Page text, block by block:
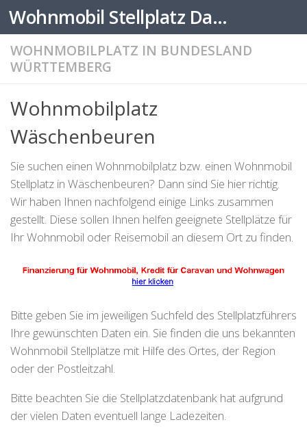
Zum Inhalt springen Wohnmobil Stellplatz Datenbank
WOHNMOBILPLATZ IN BUNDESLAND
WÜRTTEMBERG
Wohnmobilplatz
Wäschenbeuren
Sie suchen einen Wohnmobilplatz bzw. einen Wohnmobil
Stellplatz in Wäschenbeuren? Dann sind Sie hier richtig.
Wir haben Ihnen nachfolgend einige Links zusammen
gestellt. Diese sollen Ihnen helfen geeignete Stellplätze für
Ihr Wohnmobil oder Reisemobil an diesem Ort zu finden.
Bitte geben Sie im jeweiligen Suchfeld des Stellplatzführers
Ihre gewünschten Daten ein. Sie finden die uns bekannten
Wohnmobil Stellplätze mit Hilfe des Ortes, der Region
oder der Postleitzahl.
Bitte beachten Sie die Stellplatzdatenbank hat aufgrund
der vielen Daten eventuell lange Ladezeiten.